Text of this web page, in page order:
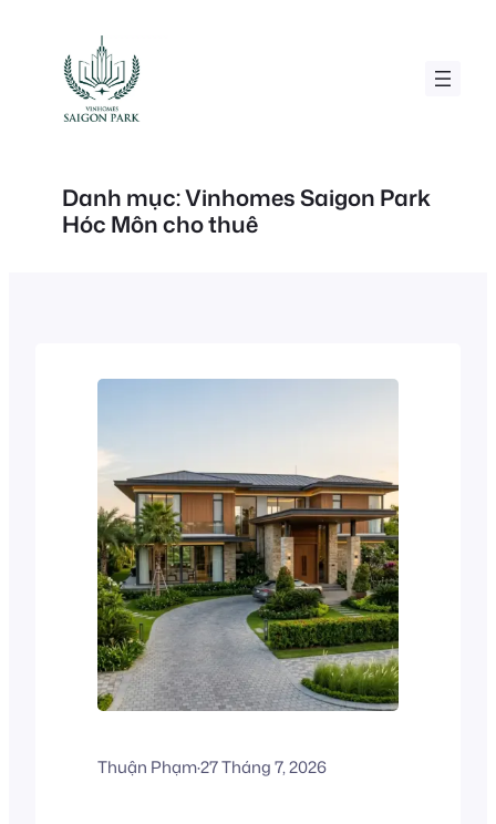
Danh mục:Vinhomes Saigon Park
Hóc Môn cho thuê
Thuận Phạm·27 Tháng 7, 2026